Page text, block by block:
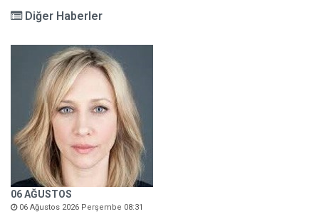
Diğer Haberler
06 AĞUSTOS
06 Ağustos 2026 Perşembe 08:31